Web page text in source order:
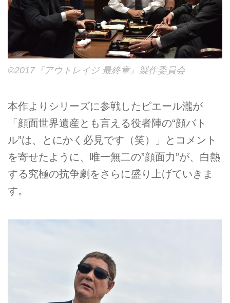
©2017『アウトレイジ 最終章』製作委員会
本作よりシリーズに参戦したピエール瀧が
「顔面世界遺産とも言える役者陣の“顔バト
ル”は、とにかく必見です（笑）」とコメント
を寄せたように、唯一無二の”顔面力”が、白熱
する究極の抗争劇をさらに盛り上げていきま
す。